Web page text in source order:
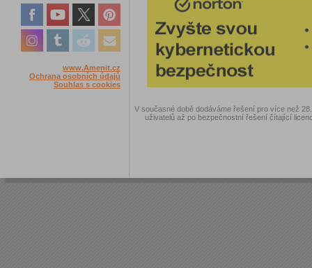
www.Amenit.cz
Ochrana osobních údajů
Souhlas s cookies
V současné době dodáváme řešení pro více než
uživatelů až po bezpečnostní řešení čítající